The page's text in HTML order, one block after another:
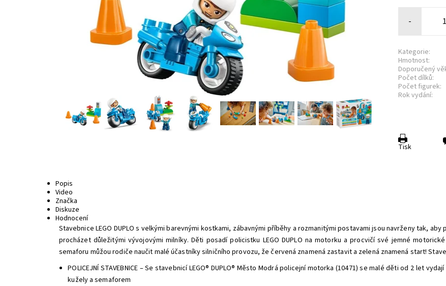
-
Kategorie:
Hmotnost:
Doporučený
Počet dílků:
Počet figurek:
Rok vydání:
Tisk
Popis
Video
Značka
Diskuze
Hodnocení
Stavebnice LEGO DUPLO s velkými barevnými kostkami, zábavnými příběhy a rozmanitými postavami jsou navrženy tak,
procházet důležitými vývojovými milníky. Děti posadí policistku LEGO DUPLO na motorku a procvičí své jemné
semaforu můžou rodiče naučit malé účastníky silničního provozu, že červená znamená zastavit a zelená znamená start!
POLICEJNÍ STAVEBNICE – Se stavebnicí LEGO® DUPLO® Město Modrá policejní motorka (10471) se malé děti od 2 let
kužely a semaforem